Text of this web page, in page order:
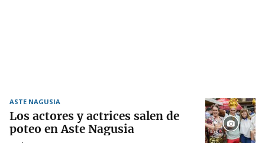
ASTE NAGUSIA
Los actores y actrices salen de
poteo en Aste Nagusia